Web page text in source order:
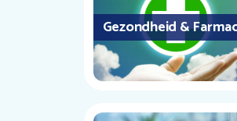
Gezondheid &